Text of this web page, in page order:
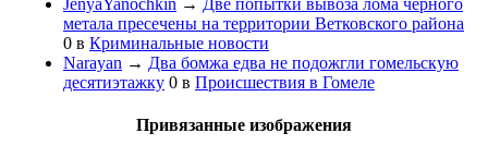
метала пресечены на территории Ветковского района
0 в Криминальные новости
Narayan → Два бомжа едва не подожгли гомельскую
десятиэтажку 0 в Происшествия в Гомеле
Привязанные изображения